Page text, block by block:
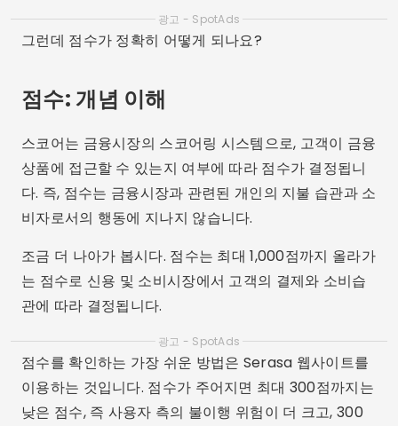
광고 - SpotAds
그런데 점수가 정확히 어떻게 되나요?
점수: 개념 이해
스코어는 금융시장의 스코어링 시스템으로, 고객이 금융
상품에 접근할 수 있는지 여부에 따라 점수가 결정됩니
다. 즉, 점수는 금융시장과 관련된 개인의 지불 습관과 소
비자로서의 행동에 지나지 않습니다.
조금 더 나아가 봅시다. 점수는 최대 1,000점까지 올라가
는 점수로 신용 및 소비시장에서 고객의 결제와 소비습
관에 따라 결정됩니다.
광고 - SpotAds
점수를 확인하는 가장 쉬운 방법은 Serasa 웹사이트를
이용하는 것입니다. 점수가 주어지면 최대 300점까지는
낮은 점수, 즉 사용자 측의 불이행 위험이 더 크고, 300